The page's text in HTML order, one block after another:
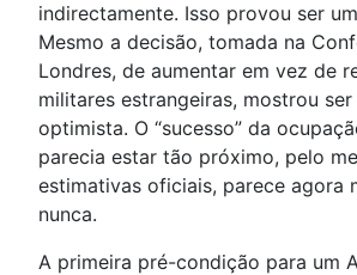
indirectamente. Isso provou ser
Mesmo a decisão, tomada na
Londres, de aumentar em vez de
militares estrangeiras, mostrou
optimista. O “sucesso” da
parecia estar tão próximo, pelo
estimativas oficiais, parece agora
nunca.
A primeira pré-condição para um